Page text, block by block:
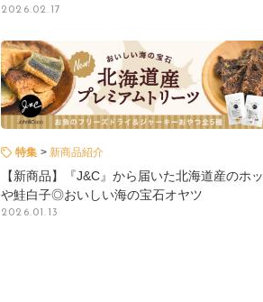
2026.02.17
特集 新商品紹介
【新商品】『J&C』から届いた北海道産のホ
や鮭白子◎おいしい海の宝石オヤツ
2026.01.13